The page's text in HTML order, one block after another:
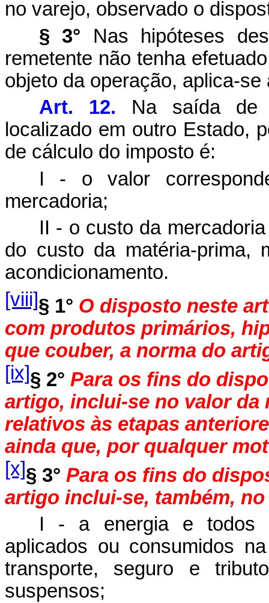
no varejo, observado o
§ 3° Nas hipóteses
remetente não tenha
objeto da operação, aplica-
Art. 12. Na saída de
localizado em outro Estado,
de cálculo do imposto é:
I - o valor
mercadoria;
II - o custo da
do custo da matéria-prima,
acondicionamento.
[viii]§ 1° O disposto neste
com produtos primários,
que couber, a norma do
[ix]§ 2° Para os fins do
artigo, inclui-se no valor
relativos às etapas
ainda que, por qualquer
[x]§ 3° Para os fins do
artigo inclui-se, também,
I - a energia e todos
aplicados ou consumidos
transporte, seguro e
suspensos;